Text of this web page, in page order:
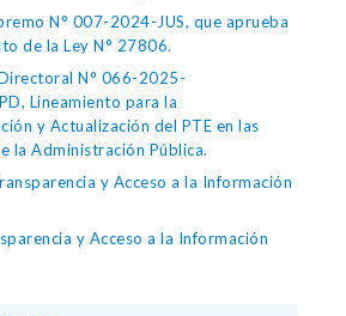
N° 007-2024-JUS, que aprueba
de la Ley N° 27806.
N° 066-2025-
Lineamiento para la
y Actualización del PTE en las
la Administración Pública.
y Acceso a la Información
y Acceso a la Información